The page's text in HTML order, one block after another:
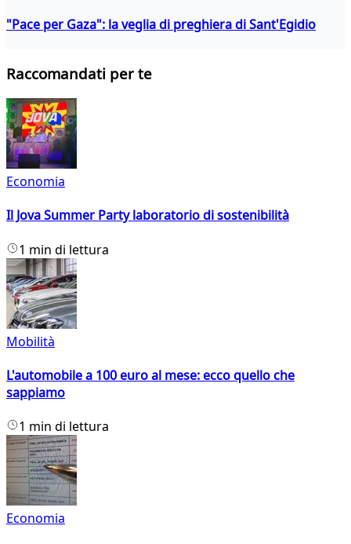
"Pace per Gaza": la veglia di preghiera di Sant'Egidio
Raccomandati per te
Economia
Il Jova Summer Party laboratorio di sostenibilità
1 min di lettura
Mobilità
L'automobile a 100 euro al mese: ecco quello che
sappiamo
1 min di lettura
Economia